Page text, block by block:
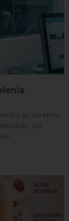
es cerebro.
las